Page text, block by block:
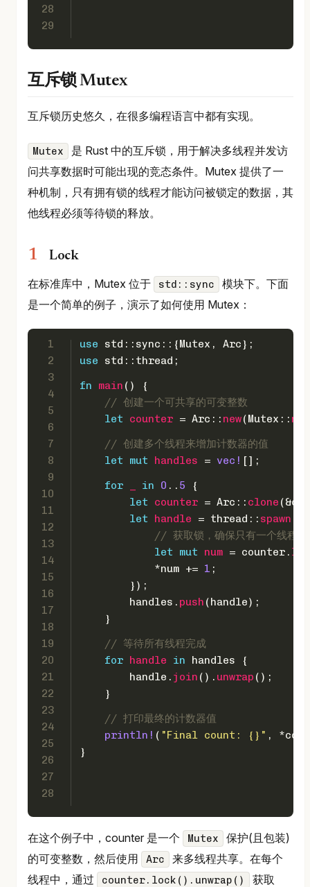
28
29
互斥锁 Mutex
互斥锁历史悠久，在很多编程语言中都有实现。
Mutex
是 Rust 中的互斥锁，用于解决多线程并发访
问共享数据时可能出现的竞态条件。Mutex 提供了一
种机制，只有拥有锁的线程才能访问被锁定的数据，其
他线程必须等待锁的释放。
Lock
在标准库中，Mutex 位于
std::sync
模块下。下面
是一个简单的例子，演示了如何使用 Mutex：
1
2
3
4
5
6
7
8
9
10
11
12
13
14
15
16
17
18
19
20
21
22
23
24
25
26
27
28
use std::sync::{Mutex, Arc};
use std::thread;
fn
main () {
// 创建一个可共享的可变整数
let
counter = Arc:: new(Mutex:: new
// 创建多个线程来增加计数器的值
let
mut handles = vec! [];
for
in 0 .. 5 {
let
counter = Arc:: clone
let
handle = thread:: spawn
// 获取锁，确保只有一个线程能
let
mut num = counter.
            *num +=
1 ;
        });
        handles.
push (handle);
    }
// 等待所有线程完成
for
handle in handles {
        handle.
join (). unwrap ();
    }
// 打印最终的计数器值
println! ( "Final count: {}" ,
}
在这个例子中，counter 是一个 Mutex
保护(且包装)
的可变整数，然后使用
Arc
来多线程共享。在每个
线程中，通过
counter.lock().unwrap() 获取